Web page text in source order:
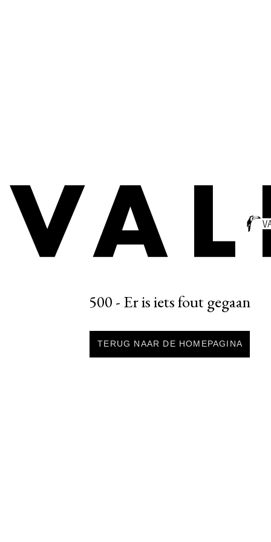
500 - Er is iets fout gegaan
TERUG NAAR DE HOMEPAGINA